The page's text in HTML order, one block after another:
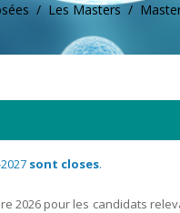
/ Les Masters/
sont closes.
2026 pour les candidats